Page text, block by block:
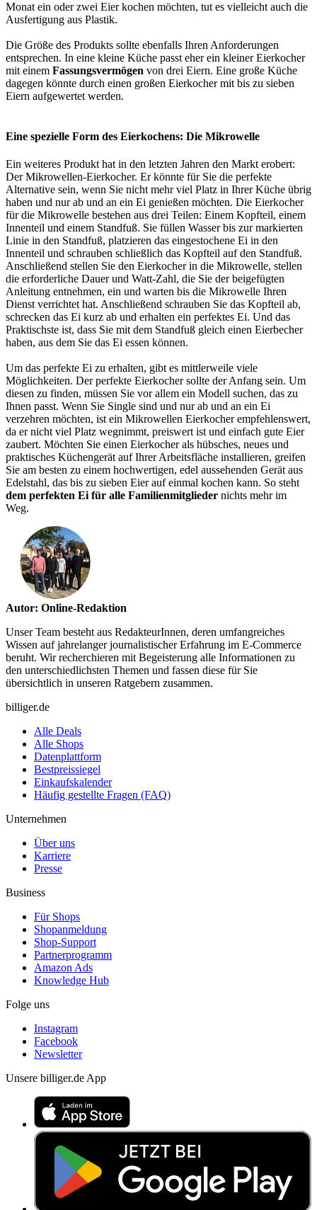
Monat ein oder zwei Eier kochen möchten, tut es vielleicht auch die
Ausfertigung aus Plastik.
Die Größe des Produkts sollte ebenfalls Ihren Anforderungen
entsprechen. In eine kleine Küche passt eher ein kleiner Eierkocher
mit einem Fassungsvermögen von drei Eiern. Eine große Küche
dagegen könnte durch einen großen Eierkocher mit bis zu sieben
Eiern aufgewertet werden.
Eine spezielle Form des Eierkochens: Die Mikrowelle
Ein weiteres Produkt hat in den letzten Jahren den Markt erobert:
Der Mikrowellen-Eierkocher. Er könnte für Sie die perfekte
Alternative sein, wenn Sie nicht mehr viel Platz in Ihrer Küche übrig
haben und nur ab und an ein Ei genießen möchten. Die Eierkocher
für die Mikrowelle bestehen aus drei Teilen: Einem Kopfteil, einem
Innenteil und einem Standfuß. Sie füllen Wasser bis zur markierten
Linie in den Standfuß, platzieren das eingestochene Ei in den
Innenteil und schrauben schließlich das Kopfteil auf den Standfuß.
Anschließend stellen Sie den Eierkocher in die Mikrowelle, stellen
die erforderliche Dauer und Watt-Zahl, die Sie der beigefügten
Anleitung entnehmen, ein und warten bis die Mikrowelle Ihren
Dienst verrichtet hat. Anschließend schrauben Sie das Kopfteil ab,
schrecken das Ei kurz ab und erhalten ein perfektes Ei. Und das
Praktischste ist, dass Sie mit dem Standfuß gleich einen Eierbecher
haben, aus dem Sie das Ei essen können.
Um das perfekte Ei zu erhalten, gibt es mittlerweile viele
Möglichkeiten. Der perfekte Eierkocher sollte der Anfang sein. Um
diesen zu finden, müssen Sie vor allem ein Modell suchen, das zu
Ihnen passt. Wenn Sie Single sind und nur ab und an ein Ei
verzehren möchten, ist ein Mikrowellen Eierkocher empfehlenswert,
da er nicht viel Platz wegnimmt, preiswert ist und einfach gute Eier
zaubert. Möchten Sie einen Eierkocher als hübsches, neues und
praktisches Küchengerät auf Ihrer Arbeitsfläche installieren, greifen
Sie am besten zu einem hochwertigen, edel aussehenden Gerät aus
Edelstahl, das bis zu sieben Eier auf einmal kochen kann. So steht
dem perfekten Ei für alle Familienmitglieder nichts mehr im
Weg.
Autor: Online-Redaktion
Unser Team besteht aus RedakteurInnen, deren umfangreiches
Wissen auf jahrelanger journalistischer Erfahrung im E-Commerce
beruht. Wir recherchieren mit Begeisterung alle Informationen zu
den unterschiedlichsten Themen und fassen diese für Sie
übersichtlich in unseren Ratgebern zusammen.
billiger.de
Alle Deals
Alle Shops
Datenplattform
Bestpreissiegel
Einkaufskalender
Häufig gestellte Fragen (FAQ)
Unternehmen
Über uns
Karriere
Presse
Business
Für Shops
Shopanmeldung
Shop-Support
Partnerprogramm
Amazon Ads
Knowledge Hub
Folge uns
Instagram
Facebook
Newsletter
Unsere billiger.de App